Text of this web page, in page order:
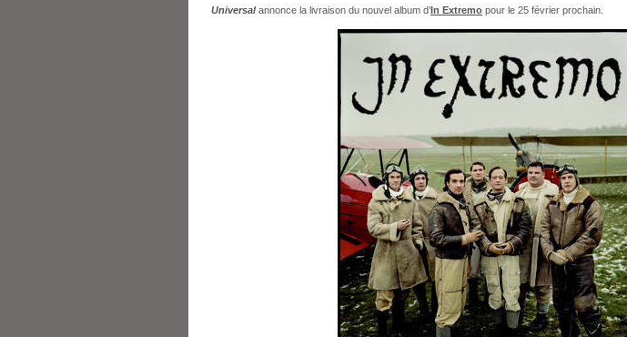
Universalannonce la livraison du nouvel album d’In Extremo pour le 25 février prochain.